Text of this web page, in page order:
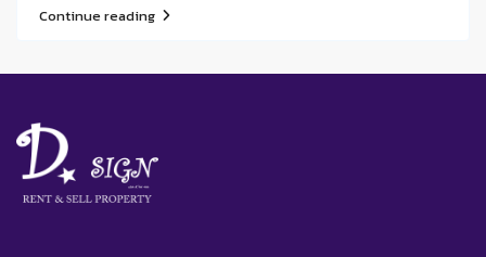
Continue reading